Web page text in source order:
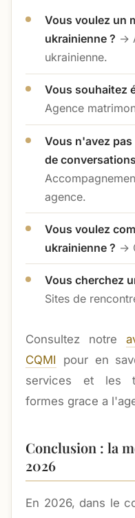
Vous voulez un
ukrainienne ? →
ukrainienne.
Vous souhaitez
Agence
Vous n'avez
de
agence.
Vous voulez
ukrainienne ? →
Vous cherchez
Sites de
Consultez notre
CQMI pour en
services et les
formes grace a
Conclusion : la
2026
En 2026, dans le